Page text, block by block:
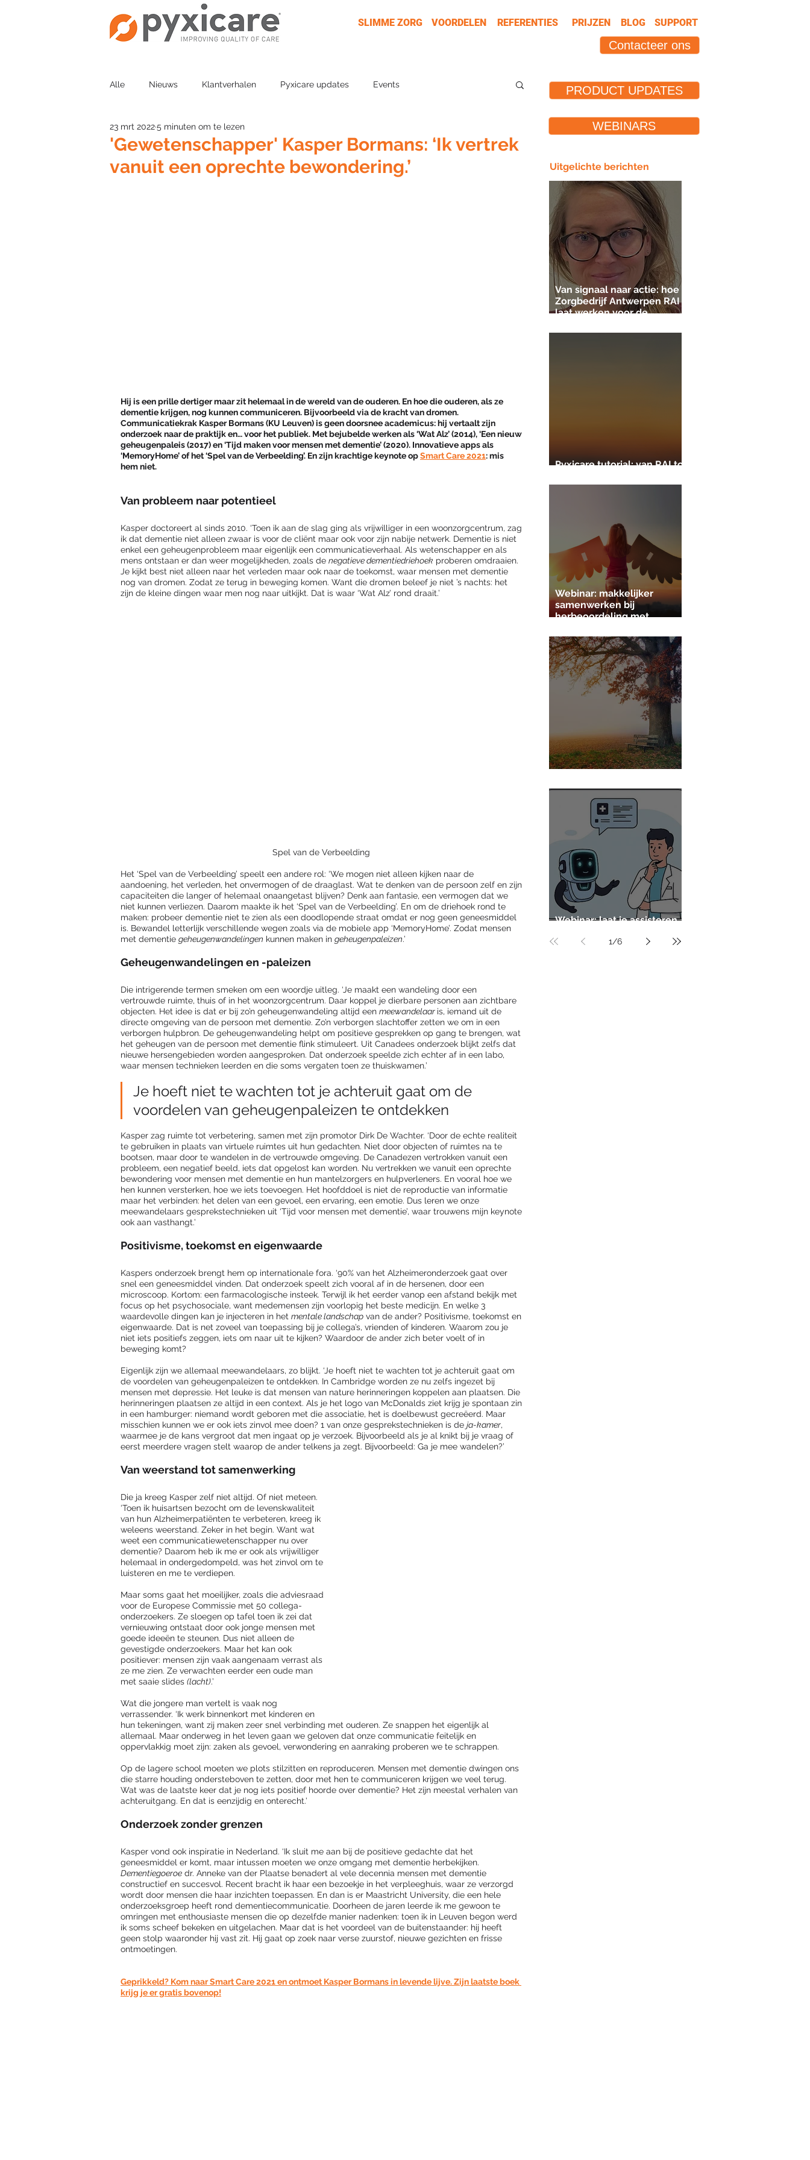
SLIMME ZORG VOORDELEN REFERENTIES PRIJZEN BLOG SUPPORT
Contacteer ons
Alle Nieuws Klantverhalen Pyxicare updates Events
'Gewetenschapper' Kasper Bormans: ‘Ik vertrek
vanuit een oprechte bewondering.’
23 mrt 20225 minuten om te lezen
Hij is een prille dertiger maar zit helemaal in de wereld van de ouderen. En hoe die ouderen, als ze
dementie krijgen, nog kunnen communiceren. Bijvoorbeeld via de kracht van dromen.
Communicatiekrak Kasper Bormans (KU Leuven) is geen doorsnee academicus: hij vertaalt zijn
onderzoek naar de praktijk en… voor het publiek. Met bejubelde werken als ‘Wat Alz’ (2014), ‘Een nieuw
geheugenpaleis (2017) en ‘Tijd maken voor mensen met dementie’ (2020). Innovatieve apps als
‘MemoryHome’ of het ‘Spel van de Verbeelding’. En zijn krachtige keynote op Smart Care 2021: mis
hem niet.
Van probleem naar potentieel
Kasper doctoreert al sinds 2010. ‘Toen ik aan de slag ging als vrijwilliger in een woonzorgcentrum, zag
ik dat dementie niet alleen zwaar is voor de cliënt maar ook voor zijn nabije netwerk. Dementie is niet
enkel een geheugenprobleem maar eigenlijk een communicatieverhaal. Als wetenschapper en als
mens ontstaan er dan weer mogelijkheden, zoals de negatieve dementiedriehoek proberen omdraaien.
Je kijkt best niet alleen naar het verleden maar ook naar de toekomst, waar mensen met dementie
nog van dromen. Zodat ze terug in beweging komen. Want die dromen beleef je niet ’s nachts: het
zijn de kleine dingen waar men nog naar uitkijkt. Dat is waar ‘Wat Alz’ rond draait.’
Spel van de Verbeelding
Het ‘Spel van de Verbeelding’ speelt een andere rol: ‘We mogen niet alleen kijken naar de
aandoening, het verleden, het onvermogen of de draaglast. Wat te denken van de persoon zelf en zijn
capaciteiten die langer of helemaal onaangetast blijven? Denk aan fantasie, een vermogen dat we
niet kunnen verliezen. Daarom maakte ik het ‘Spel van de Verbeelding’. En om de driehoek rond te
maken: probeer dementie niet te zien als een doodlopende straat omdat er nog geen geneesmiddel
is. Bewandel letterlijk verschillende wegen zoals via de mobiele app ‘MemoryHome’. Zodat mensen
met dementie geheugenwandelingen kunnen maken in geheugenpaleizen.’
Geheugenwandelingen en -paleizen
Die intrigerende termen smeken om een woordje uitleg. ‘Je maakt een wandeling door een
vertrouwde ruimte, thuis of in het woonzorgcentrum. Daar koppel je dierbare personen aan zichtbare
objecten. Het idee is dat er bij zo’n geheugenwandeling altijd een meewandelaar is, iemand uit de
directe omgeving van de persoon met dementie. Zo’n verborgen slachtoffer zetten we om in een
verborgen hulpbron. De geheugenwandeling helpt om positieve gesprekken op gang te brengen, wat
het geheugen van de persoon met dementie flink stimuleert. Uit Canadees onderzoek blijkt zelfs dat
nieuwe hersengebieden worden aangesproken. Dat onderzoek speelde zich echter af in een labo,
waar mensen technieken leerden en die soms vergaten toen ze thuiskwamen.’
Je hoeft niet te wachten tot je achteruit gaat om de
voordelen van geheugenpaleizen te ontdekken
Kasper zag ruimte tot verbetering, samen met zijn promotor Dirk De Wachter. ‘Door de echte realiteit
te gebruiken in plaats van virtuele ruimtes uit hun gedachten. Niet door objecten of ruimtes na te
bootsen, maar door te wandelen in de vertrouwde omgeving. De Canadezen vertrokken vanuit een
probleem, een negatief beeld, iets dat opgelost kan worden. Nu vertrekken we vanuit een oprechte
bewondering voor mensen met dementie en hun mantelzorgers en hulpverleners. En vooral hoe we
hen kunnen versterken, hoe we iets toevoegen. Het hoofddoel is niet de reproductie van informatie
maar het verbinden: het delen van een gevoel, een ervaring, een emotie. Dus leren we onze
meewandelaars gesprekstechnieken uit ‘Tijd voor mensen met dementie’, waar trouwens mijn keynote
ook aan vasthangt.’
Positivisme, toekomst en eigenwaarde
Kaspers onderzoek brengt hem op internationale fora. ‘90% van het Alzheimeronderzoek gaat over
snel een geneesmiddel vinden. Dat onderzoek speelt zich vooral af in de hersenen, door een
microscoop. Kortom: een farmacologische insteek. Terwijl ik het eerder vanop een afstand bekijk met
focus op het psychosociale, want medemensen zijn voorlopig het beste medicijn. En welke 3
waardevolle dingen kan je injecteren in het mentale landschap van de ander? Positivisme, toekomst en
eigenwaarde. Dat is net zoveel van toepassing bij je collega’s, vrienden of kinderen. Waarom zou je
niet iets positiefs zeggen, iets om naar uit te kijken? Waardoor de ander zich beter voelt of in
beweging komt?
Eigenlijk zijn we allemaal meewandelaars, zo blijkt. ‘Je hoeft niet te wachten tot je achteruit gaat om
de voordelen van geheugenpaleizen te ontdekken. In Cambridge worden ze nu zelfs ingezet bij
mensen met depressie. Het leuke is dat mensen van nature herinneringen koppelen aan plaatsen. Die
herinneringen plaatsen ze altijd in een context. Als je het logo van McDonalds ziet krijg je spontaan zin
in een hamburger: niemand wordt geboren met die associatie, het is doelbewust gecreëerd. Maar
misschien kunnen we er ook iets zinvol mee doen? 1 van onze gesprekstechnieken is de ja-kamer,
waarmee je de kans vergroot dat men ingaat op je verzoek. Bijvoorbeeld als je al knikt bij je vraag of
eerst meerdere vragen stelt waarop de ander telkens ja zegt. Bijvoorbeeld: Ga je mee wandelen?’
Van weerstand tot samenwerking
Die ja kreeg Kasper zelf niet altijd. Of niet meteen.
‘Toen ik huisartsen bezocht om de levenskwaliteit
van hun Alzheimerpatiënten te verbeteren, kreeg ik
weleens weerstand. Zeker in het begin. Want wat
weet een communicatiewetenschapper nu over
dementie? Daarom heb ik me er ook als vrijwilliger
helemaal in ondergedompeld, was het zinvol om te
luisteren en me te verdiepen.
Maar soms gaat het moeilijker, zoals die adviesraad
voor de Europese Commissie met 50 collega-
onderzoekers. Ze sloegen op tafel toen ik zei dat
vernieuwing ontstaat door ook jonge mensen met
goede ideeën te steunen. Dus niet alleen de
gevestigde onderzoekers. Maar het kan ook
positiever: mensen zijn vaak aangenaam verrast als
ze me zien. Ze verwachten eerder een oude man
met saaie slides (lacht).’
Wat die jongere man vertelt is vaak nog
verrassender. ‘Ik werk binnenkort met kinderen en
hun tekeningen, want zij maken zeer snel verbinding met ouderen. Ze snappen het eigenlijk al
allemaal. Maar onderweg in het leven gaan we geloven dat onze communicatie feitelijk en
oppervlakkig moet zijn: zaken als gevoel, verwondering en aanraking proberen we te schrappen.
Op de lagere school moeten we plots stilzitten en reproduceren. Mensen met dementie dwingen ons
die starre houding ondersteboven te zetten, door met hen te communiceren krijgen we veel terug.
Wat was de laatste keer dat je nog iets positief hoorde over dementie? Het zijn meestal verhalen van
achteruitgang. En dat is eenzijdig en onterecht.’
Onderzoek zonder grenzen
Kasper vond ook inspiratie in Nederland. ‘Ik sluit me aan bij de positieve gedachte dat het
geneesmiddel er komt, maar intussen moeten we onze omgang met dementie herbekijken.
Dementiegoeroe dr. Anneke van der Plaatse benadert al vele decennia mensen met dementie
constructief en succesvol. Recent bracht ik haar een bezoekje in het verpleeghuis, waar ze verzorgd
wordt door mensen die haar inzichten toepassen. En dan is er Maastricht University, die een hele
onderzoeksgroep heeft rond dementiecommunicatie. Doorheen de jaren leerde ik me gewoon te
omringen met enthousiaste mensen die op dezelfde manier nadenken: toen ik in Leuven begon werd
ik soms scheef bekeken en uitgelachen. Maar dat is het voordeel van de buitenstaander: hij heeft
geen stolp waaronder hij vast zit. Hij gaat op zoek naar verse zuurstof, nieuwe gezichten en frisse
ontmoetingen.
Geprikkeld? Kom naar Smart Care 2021 en ontmoet Kasper Bormans in levende lijve. Zijn laatste boek
krijg je er gratis bovenop!
PRODUCT UPDATES
WEBINARS
Uitgelichte berichten
Van signaal naar actie: hoe
Zorgbedrijf Antwerpen RAI
laat werken voor de
Pyxicare tutorial: van RAI tot
Webinar: makkelijker
samenwerken bij
herbeoordeling met
Webinar: laat je assisteren
1/6